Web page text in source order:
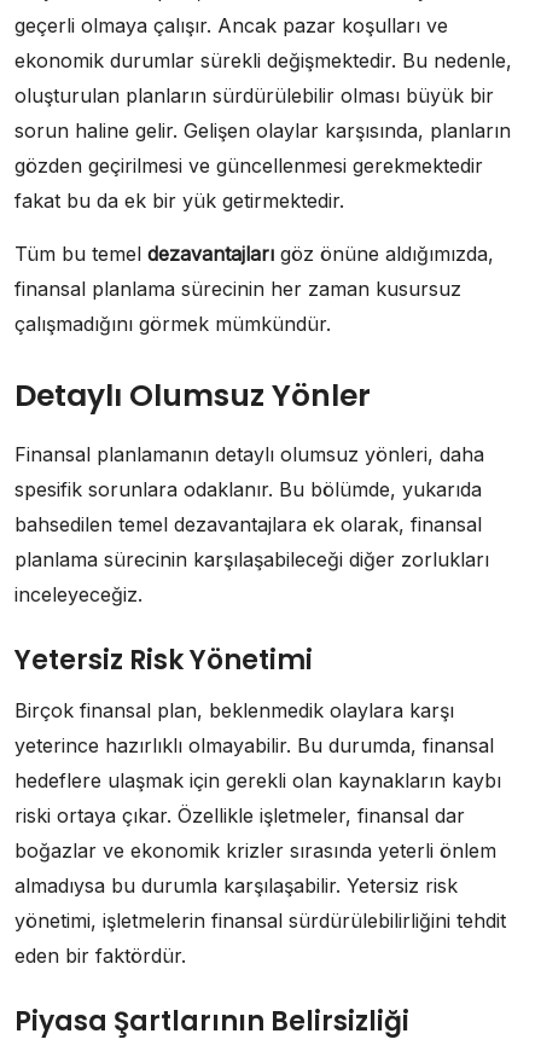
geçerli olmaya çalışır. Ancak pazar koşulları ve
ekonomik durumlar sürekli değişmektedir. Bu nedenle,
oluşturulan planların sürdürülebilir olması büyük bir
sorun haline gelir. Gelişen olaylar karşısında, planların
gözden geçirilmesi ve güncellenmesi gerekmektedir
fakat bu da ek bir yük getirmektedir.
Tüm bu temel dezavantajları göz önüne aldığımızda,
finansal planlama sürecinin her zaman kusursuz
çalışmadığını görmek mümkündür.
Detaylı Olumsuz Yönler
Finansal planlamanın detaylı olumsuz yönleri, daha
spesifik sorunlara odaklanır. Bu bölümde, yukarıda
bahsedilen temel dezavantajlara ek olarak, finansal
planlama sürecinin karşılaşabileceği diğer zorlukları
inceleyeceğiz.
Yetersiz Risk Yönetimi
Birçok finansal plan, beklenmedik olaylara karşı
yeterince hazırlıklı olmayabilir. Bu durumda, finansal
hedeflere ulaşmak için gerekli olan kaynakların kaybı
riski ortaya çıkar. Özellikle işletmeler, finansal dar
boğazlar ve ekonomik krizler sırasında yeterli önlem
almadıysa bu durumla karşılaşabilir. Yetersiz risk
yönetimi, işletmelerin finansal sürdürülebilirliğini tehdit
eden bir faktördür.
Piyasa Şartlarının Belirsizliği